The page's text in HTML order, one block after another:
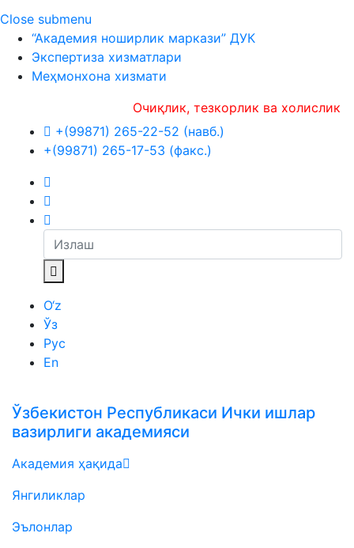
Close submenu
“Академия ноширлик маркази” ДУК
Экспертиза хизматлари
Меҳмонхона хизмати
Очиқлик, тезкорлик ва холислик
+(99871) 265-22-52 (навб.)
+(99871) 265-17-53 (факс.)
O‘z
Ўз
Рус
En
Ўзбекистон Республикаси Ички ишлар
вазирлиги академияси
Академия ҳақида
Янгиликлар
Эълонлар